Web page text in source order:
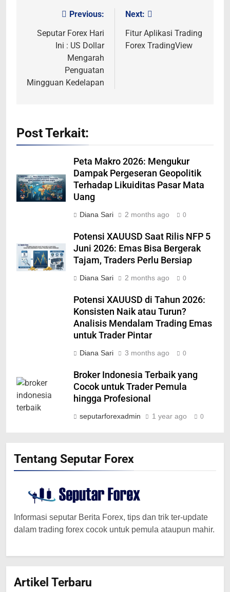
navigation
Previous:
Seputar Forex Hari
Ini : US Dollar
Mengarah
Penguatan
Mingguan Kedelapan
Next:
Fitur Aplikasi Trading
Forex TradingView
Post Terkait:
Peta Makro 2026: Mengukur
Dampak Pergeseran Geopolitik
Terhadap Likuiditas Pasar Mata
Uang
Diana Sari 2 months ago 0
Potensi XAUUSD Saat Rilis NFP 5
Juni 2026: Emas Bisa Bergerak
Tajam, Traders Perlu Bersiap
Diana Sari 2 months ago 0
Potensi XAUUSD di Tahun 2026:
Konsisten Naik atau Turun?
Analisis Mendalam Trading Emas
untuk Trader Pintar
Diana Sari 3 months ago 0
Broker Indonesia Terbaik yang
Cocok untuk Trader Pemula
hingga Profesional
seputarforexadmin 1 year ago 0
Tentang Seputar Forex
Informasi seputar Berita Forex, tips dan trik ter-update
dalam trading forex cocok untuk pemula ataupun mahir.
Artikel Terbaru